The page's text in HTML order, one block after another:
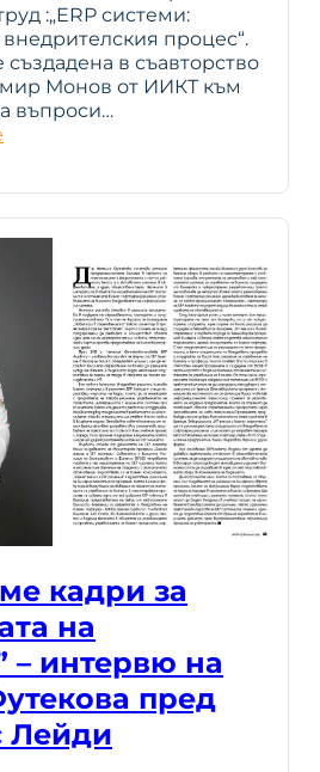
:„ERP системи:
процес“.
в съавторство
Монов от ИИКТ към
въпроси…
кадри за
на
– интервю на
пред
Лейди